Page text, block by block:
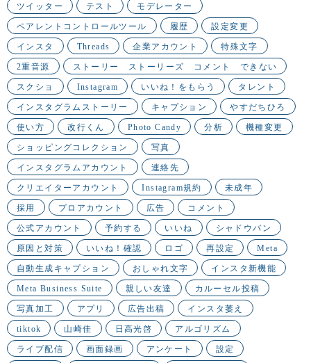
ツイッター テスト モデレーター
ペアレントコントロールツール 履歴 設定変更
インスタ Threads 企業アカウント 特殊文字
2重音源 ストーリー ストーリーズ コメント できない
スクショ Instagram いいね！をもらう タレント
インスタグラムストーリー キャプション やすだちひろ
使い方 改行くん Photo Candy 分析 機種変更
ショッピングコレクション 写真
インスタグラムアカウント 連絡先
クリエイターアカウント Instagram規約 未成年
採用 プロアカウント 広告 コメント
公式アカウント 予約する いいね シャドウバン
原因と対策 いいね！確認 ロゴ 再設定 Meta
自動生成キャプション おしゃれ文字 インスタ新機能
Meta Business Suite 親しい友達 カルーセル投稿
写真加工 アプリ 広告出稿 インスタ萎え
tiktok 山崎佳 日高光啓 アルゴリズム
ライブ配信 画面録画 アンケート 設定